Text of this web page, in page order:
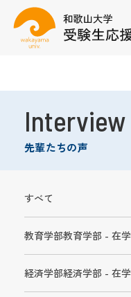
Interview
先輩たちの声
すべて
教育学部教育学部 - 在
経済学部経済学部 - 在